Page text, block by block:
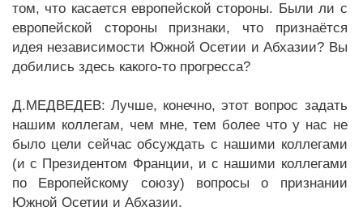
том, что касается европейской стороны. Были ли с
европейской стороны признаки, что признаётся
идея независимости Южной Осетии и Абхазии? Вы
добились здесь какого-то прогресса?
Д.МЕДВЕДЕВ: Лучше, конечно, этот вопрос задать
нашим коллегам, чем мне, тем более что у нас не
было цели сейчас обсуждать с нашими коллегами
(и с Президентом Франции, и с нашими коллегами
по Европейскому союзу) вопросы о признании
Южной Осетии и Абхазии.